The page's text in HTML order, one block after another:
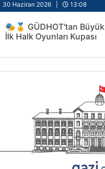
30 Haziran 2026 | 13:08
🎭🏅 GÜDHOT'tan
İlk Halk Oyunları Kupası